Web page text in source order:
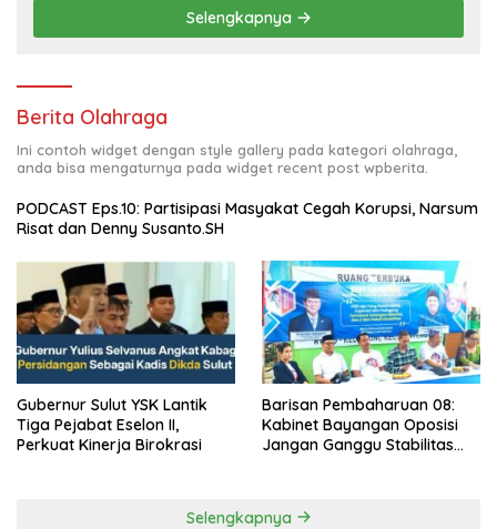
Selengkapnya
Berita Olahraga
Ini contoh widget dengan style gallery pada kategori olahraga,
anda bisa mengaturnya pada widget recent post wpberita.
PODCAST Eps.10: Partisipasi Masyakat Cegah Korupsi, Narsum
Risat dan Denny Susanto.SH
Gubernur Sulut YSK Lantik
Tiga Pejabat Eselon II,
Perkuat Kinerja Birokrasi
Barisan Pembaharuan 08:
Kabinet Bayangan Oposisi
Jangan Ganggu Stabilitas
Selengkapnya